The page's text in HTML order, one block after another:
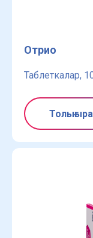
Отрио
Таблеткалар,